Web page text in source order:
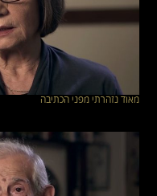
מאוד נזהרתי מפני הכתיבה